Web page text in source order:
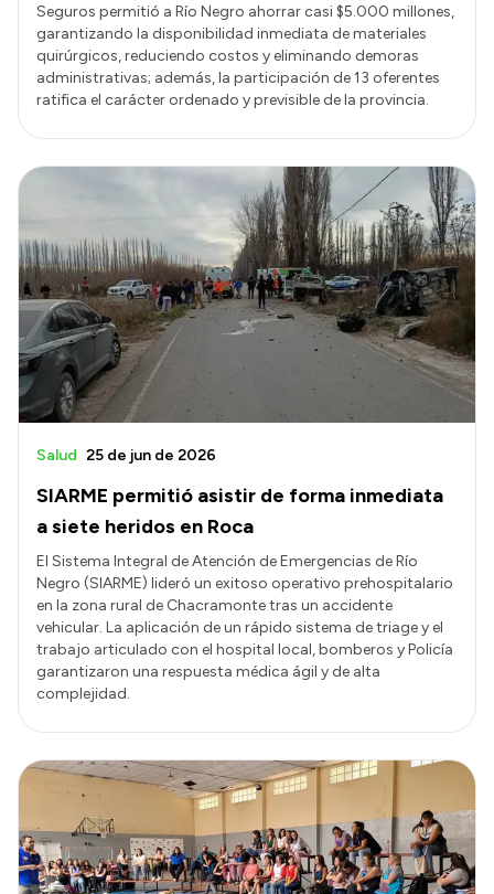
Seguros permitió a Río Negro ahorrar casi $5.000 millones,
garantizando la disponibilidad inmediata de materiales
quirúrgicos, reduciendo costos y eliminando demoras
administrativas; además, la participación de 13 oferentes
ratifica el carácter ordenado y previsible de la provincia.
SIARME permitió asistir de forma inmediata
a siete heridos en Roca
Salud 25 de jun de 2026
​El Sistema Integral de Atención de Emergencias de Río
Negro (SIARME) lideró un exitoso operativo prehospitalario
en la zona rural de Chacramonte tras un accidente
vehicular. La aplicación de un rápido sistema de triage y el
trabajo articulado con el hospital local, bomberos y Policía
garantizaron una respuesta médica ágil y de alta
complejidad.